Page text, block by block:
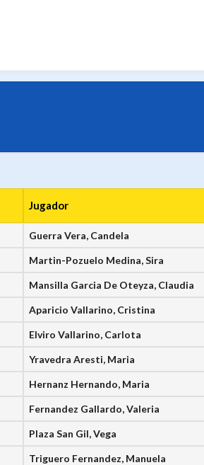
Jugador
Guerra Vera, Candela
Martin-Pozuelo Medina, Sira
Mansilla Garcia De Oteyza, Claudia
Aparicio Vallarino, Cristina
Elviro Vallarino, Carlota
Yravedra Aresti, Maria
Hernanz Hernando, Maria
Fernandez Gallardo, Valeria
Plaza San Gil, Vega
Triguero Fernandez, Manuela